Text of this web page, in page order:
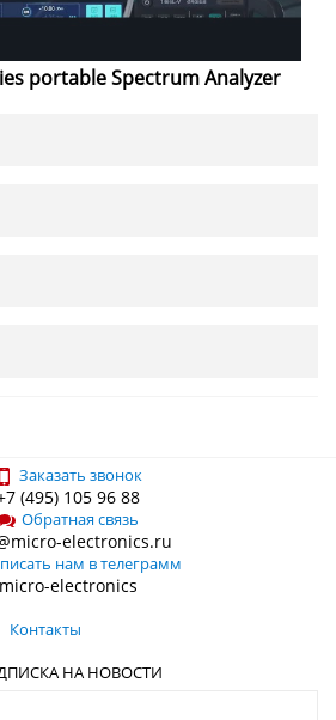
portable Spectrum Analyzer
Заказать звонок
(495) 105 96 88
Обратная связь
electronics.ru
нам в телеграмм
micro-electronics
Контакты
НА НОВОСТИ